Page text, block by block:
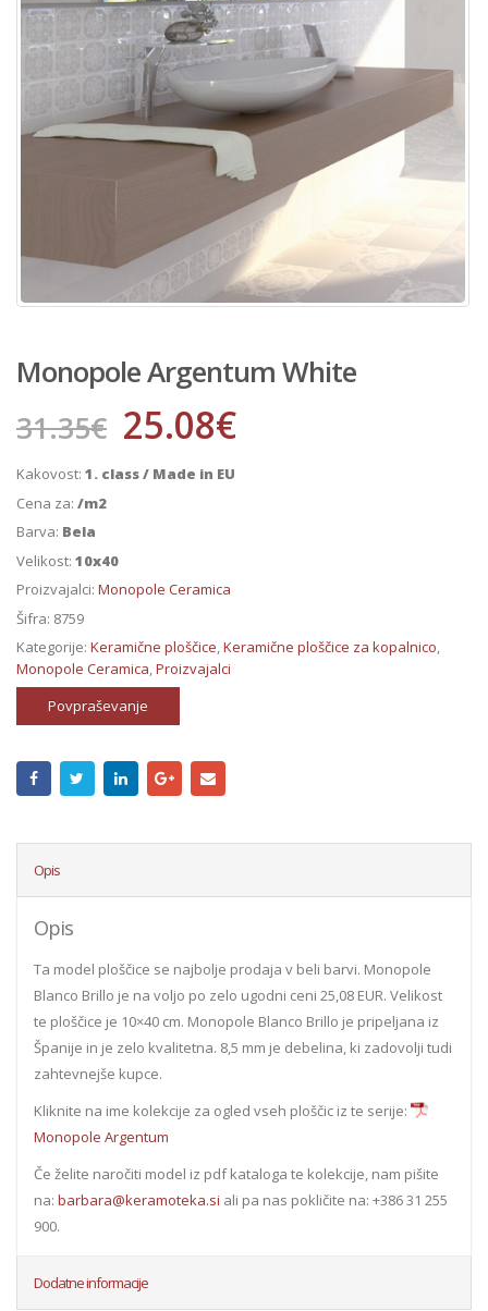
Monopole Argentum White
31.35€ 25.08€
Kakovost: 1. class / Made in EU
Cena za: /m2
Barva: Bela
Velikost: 10x40
Proizvajalci: Monopole Ceramica
Šifra: 8759
Kategorije: Keramične ploščice,Keramične ploščice za kopalnico,
Monopole Ceramica,Proizvajalci
Povpraševanje
Opis
Opis
Ta model ploščice se najbolje prodaja v beli barvi. Monopole
Blanco Brillo je na voljo po zelo ugodni ceni 25,08 EUR. Velikost
te ploščice je 10×40 cm. Monopole Blanco Brillo je pripeljana iz
Španije in je zelo kvalitetna. 8,5 mm je debelina, ki zadovolji tudi
zahtevnejše kupce.
Kliknite na ime kolekcije za ogled vseh ploščic iz te serije:
Monopole Argentum
Če želite naročiti model iz pdf kataloga te kolekcije, nam pišite
na: barbara@keramoteka.si ali pa nas pokličite na: +386 31 255
900.
Dodatne informacije